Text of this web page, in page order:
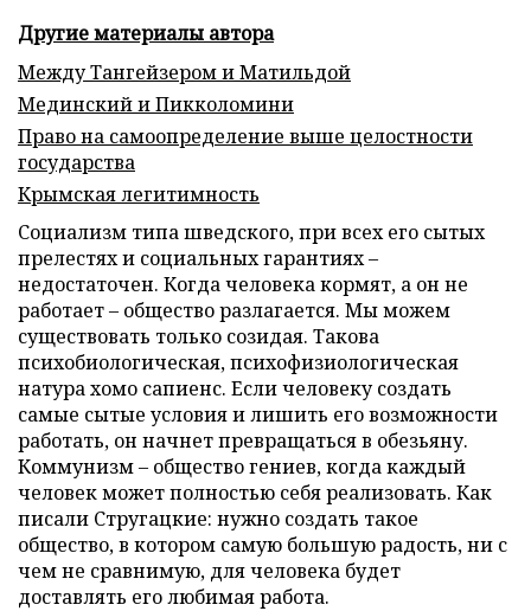
Другие материалы автора
Между Тангейзером и Матильдой
Мединский и Пикколомини
Право на самоопределение выше целостности
государства
Крымская легитимность
Социализм типа шведского, при всех его сытых
прелестях и социальных гарантиях –
недостаточен. Когда человека кормят, а он не
работает – общество разлагается. Мы можем
существовать только созидая. Такова
психобиологическая, психофизиологическая
натура хомо сапиенс. Если человеку создать
самые сытые условия и лишить его возможности
работать, он начнет превращаться в обезьяну.
Коммунизм – общество гениев, когда каждый
человек может полностью себя реализовать. Как
писали Стругацкие: нужно создать такое
общество, в котором самую большую радость, ни с
чем не сравнимую, для человека будет
доставлять его любимая работа.